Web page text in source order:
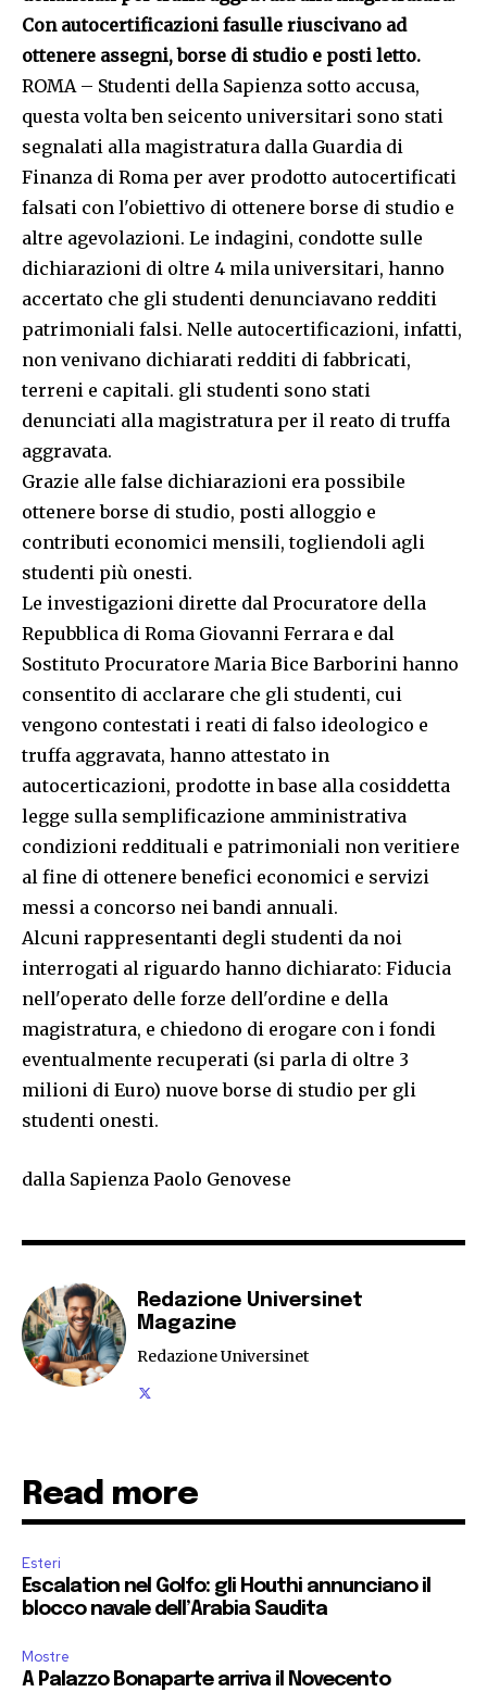
Con autocertificazioni fasulle riuscivano ad
ottenere assegni, borse di studio e posti letto.
ROMA – Studenti della Sapienza sotto accusa,
questa volta ben seicento universitari sono stati
segnalati alla magistratura dalla Guardia di
Finanza di Roma per aver prodotto autocertificati
falsati con l'obiettivo di ottenere borse di studio e
altre agevolazioni. Le indagini, condotte sulle
dichiarazioni di oltre 4 mila universitari, hanno
accertato che gli studenti denunciavano redditi
patrimoniali falsi. Nelle autocertificazioni, infatti,
non venivano dichiarati redditi di fabbricati,
terreni e capitali. gli studenti sono stati
denunciati alla magistratura per il reato di truffa
aggravata.
Grazie alle false dichiarazioni era possibile
ottenere borse di studio, posti alloggio e
contributi economici mensili, togliendoli agli
studenti più onesti.
Le investigazioni dirette dal Procuratore della
Repubblica di Roma Giovanni Ferrara e dal
Sostituto Procuratore Maria Bice Barborini hanno
consentito di acclarare che gli studenti, cui
vengono contestati i reati di falso ideologico e
truffa aggravata, hanno attestato in
autocerticazioni, prodotte in base alla cosiddetta
legge sulla semplificazione amministrativa
condizioni reddituali e patrimoniali non veritiere
al fine di ottenere benefici economici e servizi
messi a concorso nei bandi annuali.
Alcuni rappresentanti degli studenti da noi
interrogati al riguardo hanno dichiarato: Fiducia
nell'operato delle forze dell'ordine e della
magistratura, e chiedono di erogare con i fondi
eventualmente recuperati (si parla di oltre 3
milioni di Euro) nuove borse di studio per gli
studenti onesti.
dalla Sapienza Paolo Genovese
Redazione Universinet
Magazine
Redazione Universinet
Read more
Esteri
Escalation nel Golfo: gli Houthi annunciano il
blocco navale dell’Arabia Saudita
Mostre
A Palazzo Bonaparte arriva il Novecento